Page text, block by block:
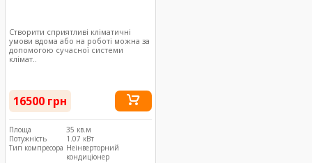
Створити сприятливі кліматичні
умови вдома або на роботі можна за
допомогою сучасної системи
клімат..
16500 грн
Площа
35 кв.м
Потужність
1.07 кВт
Тип компресора Неінверторний
кондиціонер